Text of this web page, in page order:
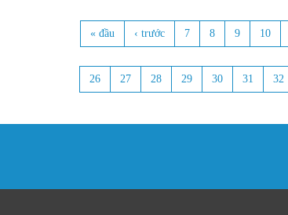
Trang
« đầu ‹ trước 7 8 9 10
26 27 28 29 30 31 32